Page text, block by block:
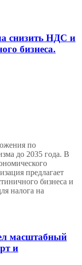
снизить НДС и
бизнеса.
по
до 2035 года. В
предлагает
бизнеса и
налога на
масштабный
и